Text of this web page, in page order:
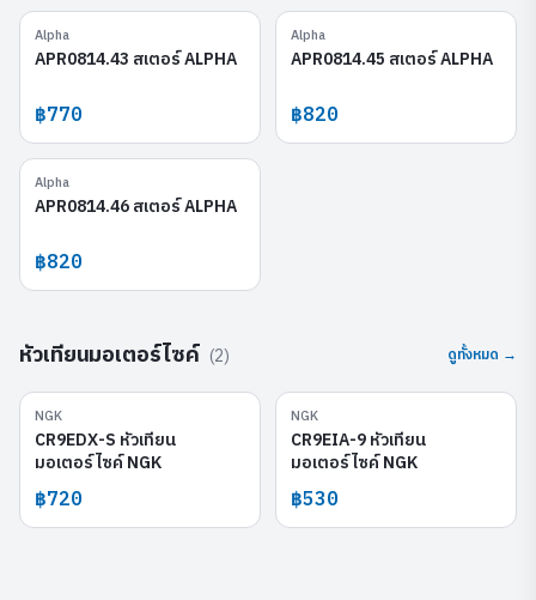
Alpha
APR0814.43 สเตอร์ ALPHA
฿770
Alpha
APR0814.45 สเตอร์ ALPHA
฿820
Alpha
APR0814.46 สเตอร์ ALPHA
฿820
หัวเทียนมอเตอร์ไซค์ (2) ดูทั้งหมด →
NGK
CR9EDX-S หัวเทียน
มอเตอร์ไซค์ NGK
฿720
NGK
CR9EIA-9 หัวเทียน
มอเตอร์ไซค์ NGK
฿530